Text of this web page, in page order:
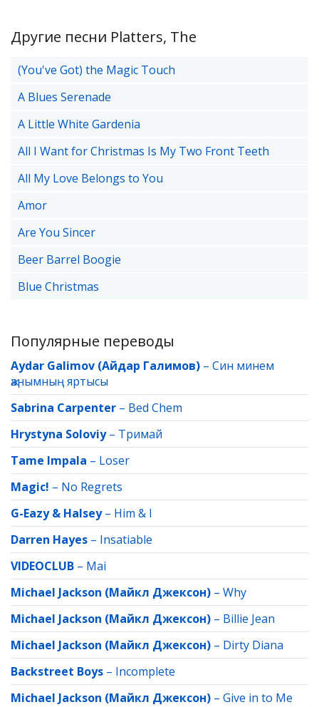
Другие песни Platters, The
(You've Got) the Magic Touch
A Blues Serenade
A Little White Gardenia
All I Want for Christmas Is My Two Front Teeth
All My Love Belongs to You
Amor
Are You Sincer
Beer Barrel Boogie
Blue Christmas
Популярные переводы
Aydar Galimov (Айдар Галимов) – Син минем
җанымның яртысы
Sabrina Carpenter – Bed Chem
Hrystyna Soloviy– Тримай
Tame Impala – Loser
Magic! – No Regrets
G-Eazy & Halsey– Him & I
Darren Hayes – Insatiable
VIDEOCLUB – Mai
Michael Jackson (Майкл Джексон) – Why
Michael Jackson (Майкл Джексон) – Billie Jean
Michael Jackson (Майкл Джексон) – Dirty Diana
Backstreet Boys – Incomplete
Michael Jackson (Майкл Джексон) – Give in to Me